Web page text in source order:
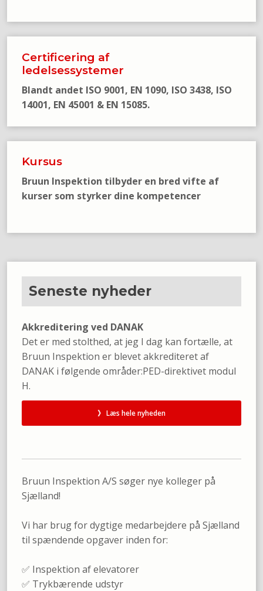
Certificering af
​ledelsessystemer
Blandt andet ISO 9001, EN 1090, ISO 3438, ISO
14001, EN 45001 & EN 15085.​
Kursus
Bruun Inspektion tilbyder en bred vifte af
kurser som styrker dine kompetencer​
Seneste nyheder​
​Akkreditering ved DANAK
Det er med stolthed, at jeg I dag kan fortælle, at
Bruun Inspektion er blevet akkrediteret af
DANAK i følgende områder:PED-direktivet modul
H.​
》 Læs hele nyheden​
Bruun Inspektion A/S søger nye kolleger på
Sjælland!
Vi har brug for dygtige medarbejdere på Sjælland
til spændende opgaver inden for:
✅ Inspektion af elevatorer
✅ Trykbærende udstyr